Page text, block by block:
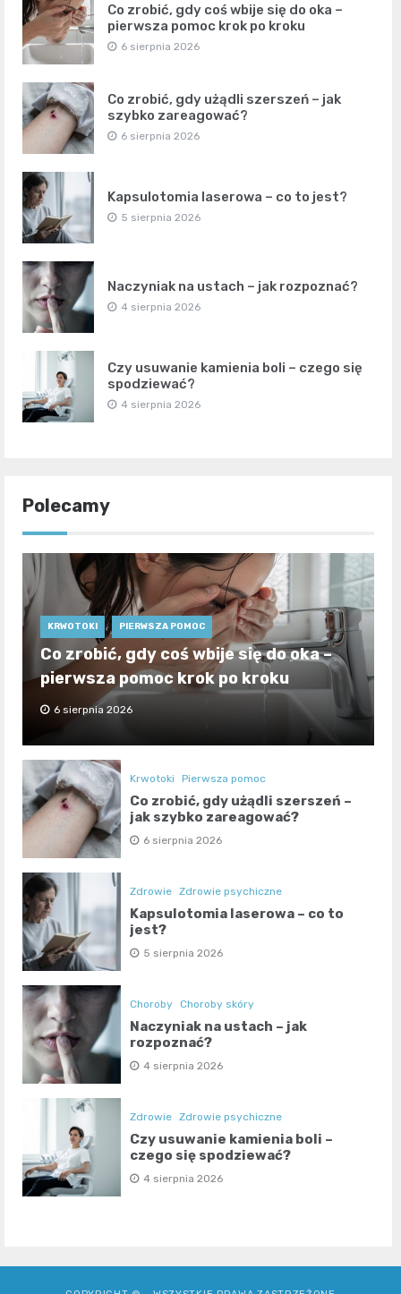
Co zrobić, gdy coś wbije się do oka –
pierwsza pomoc krok po kroku
6 sierpnia 2026
Co zrobić, gdy użądli szerszeń – jak
szybko zareagować?
6 sierpnia 2026
Kapsulotomia laserowa – co to jest?
5 sierpnia 2026
Naczyniak na ustach – jak rozpoznać?
4 sierpnia 2026
Czy usuwanie kamienia boli – czego się
spodziewać?
4 sierpnia 2026
Polecamy
KRWOTOKI PIERWSZA POMOC
Co zrobić, gdy coś wbije się do oka –
pierwsza pomoc krok po kroku
6 sierpnia 2026
Krwotoki Pierwsza pomoc
Co zrobić, gdy użądli szerszeń –
jak szybko zareagować?
6 sierpnia 2026
Zdrowie Zdrowie psychiczne
Kapsulotomia laserowa – co to
jest?
5 sierpnia 2026
Choroby Choroby skóry
Naczyniak na ustach – jak
rozpoznać?
4 sierpnia 2026
Zdrowie Zdrowie psychiczne
Czy usuwanie kamienia boli –
czego się spodziewać?
4 sierpnia 2026